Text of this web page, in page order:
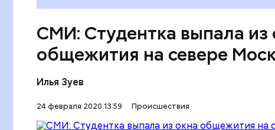
СМИ: Студентка выпала из
общежития на севере
Илья Зуев
24 февраля 2020 13:59 Происшествия